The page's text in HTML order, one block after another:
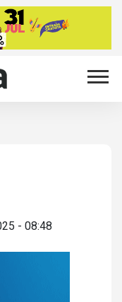
- 08:48